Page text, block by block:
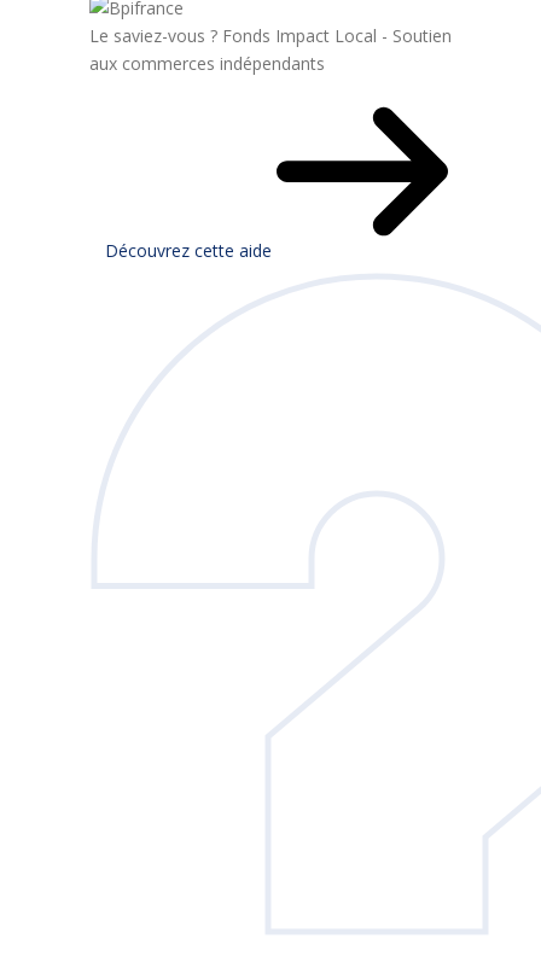
Le saviez-vous ? Fonds Impact Local - Soutien
aux commerces indépendants
Découvrez cette aide